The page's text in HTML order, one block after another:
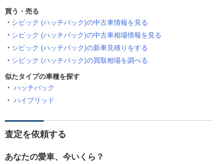
買う・売る
シビック (ハッチバック)の中古車情報を見る
シビック (ハッチバック)の中古車相場情報を見る
シビック (ハッチバック)の新車見積りをする
シビック (ハッチバック)の買取相場を調べる
似たタイプの車種を探す
ハッチバック
ハイブリッド
査定を依頼する
あなたの愛車、今いくら？